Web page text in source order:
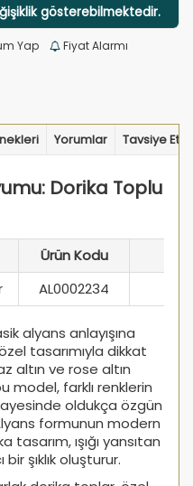
gösterebilmektedir.
Yap
Fiyat Alarmı
Yorumlar Tavsiye Et
Dorika Toplu
Ürün Kodu
AL0002234
alyans anlayışına
tasarımıyla dikkat
altın ve rose altın
model, farklı renklerin
oldukça özgün
formunun modern
ışığı yansıtan
şıklık oluşturur.